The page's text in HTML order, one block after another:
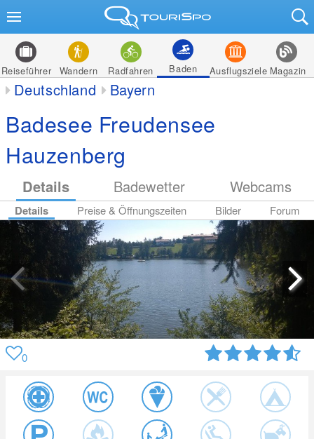
Reiseführer Wandern Radfahren Baden Ausflugsziele Magazin
Deutschland Bayern
Badesee Freudensee
Hauzenberg
Details Badewetter Webcams
Details Preise & Öffnungszeiten Bilder Forum
0